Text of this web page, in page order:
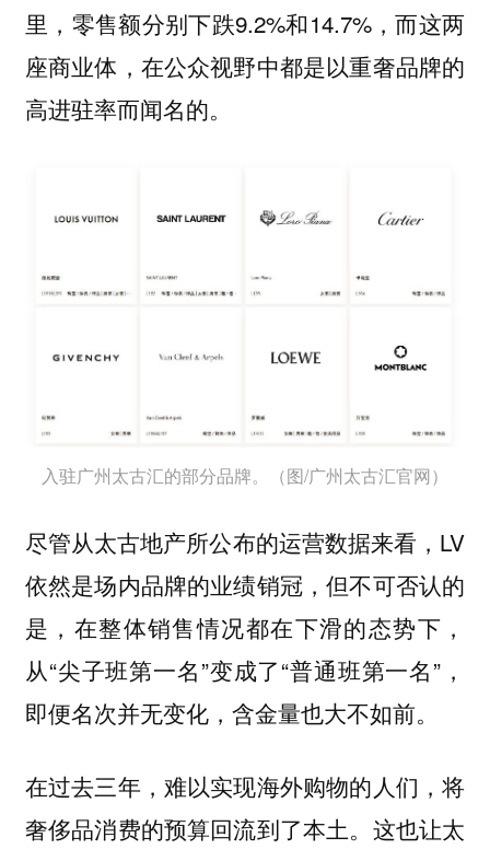
里，零售额分别下跌9.2%和14.7%，而这两
座商业体，在公众视野中都是以重奢品牌的
高进驻率而闻名的。
入驻广州太古汇的部分品牌。（图/广州太古汇官网）
尽管从太古地产所公布的运营数据来看，LV
依然是场内品牌的业绩销冠，但不可否认的
是，在整体销售情况都在下滑的态势下，
从“尖子班第一名”变成了“普通班第一名”，
即便名次并无变化，含金量也大不如前。
在过去三年，难以实现海外购物的人们，将
奢侈品消费的预算回流到了本土。这也让太